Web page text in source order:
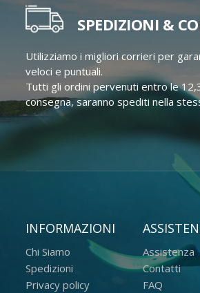
SPEDIZIONI &
Utilizziamo i migliori corrieri per
veloci e puntuali.
Tutti gli ordini pervenuti entro le
consegna, saranno spediti nella
INFORMAZIONI
Chi Siamo
Spedizioni
Privacy policy
Assistenza
Contatti
FAQ